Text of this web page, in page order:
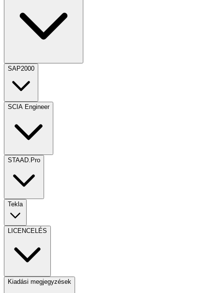
SAP2000
SCIA Engineer
STAAD.Pro
Tekla
LICENCELÉS
Kiadási megjegyzések